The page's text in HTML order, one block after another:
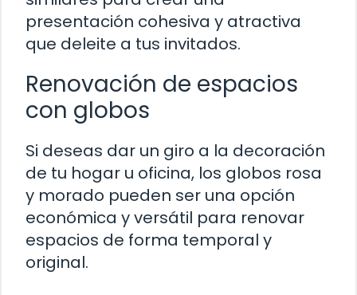
presentación cohesiva y atractiva
que deleite a tus invitados.
Renovación de espacios
con globos
Si deseas dar un giro a la decoración
de tu hogar u oficina, los globos rosa
y morado pueden ser una opción
económica y versátil para renovar
espacios de forma temporal y
original.